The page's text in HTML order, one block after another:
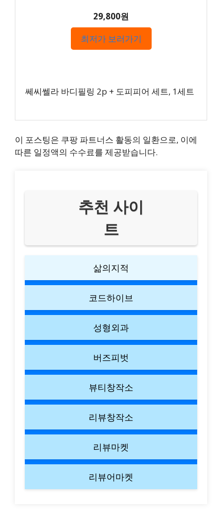
29,800원
최저가 보러가기
쎄씨쎌라 바디필링 2p + 도피피어 세트, 1세트
이 포스팅은 쿠팡 파트너스 활동의 일환으로, 이에
따른 일정액의 수수료를 제공받습니다.
추천 사이
트
삶의지적
코드하이브
성형외과
버즈피벗
뷰티창작소
리뷰창작소
리뷰마켓
리뷰어마켓